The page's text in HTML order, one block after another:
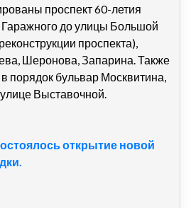
проспект 60-летия
Гаражного до улицы Большой
проспекта),
Шеронова, Запарина. Также
порядок бульвар Москвитина,
Выставочной.
открытие новой